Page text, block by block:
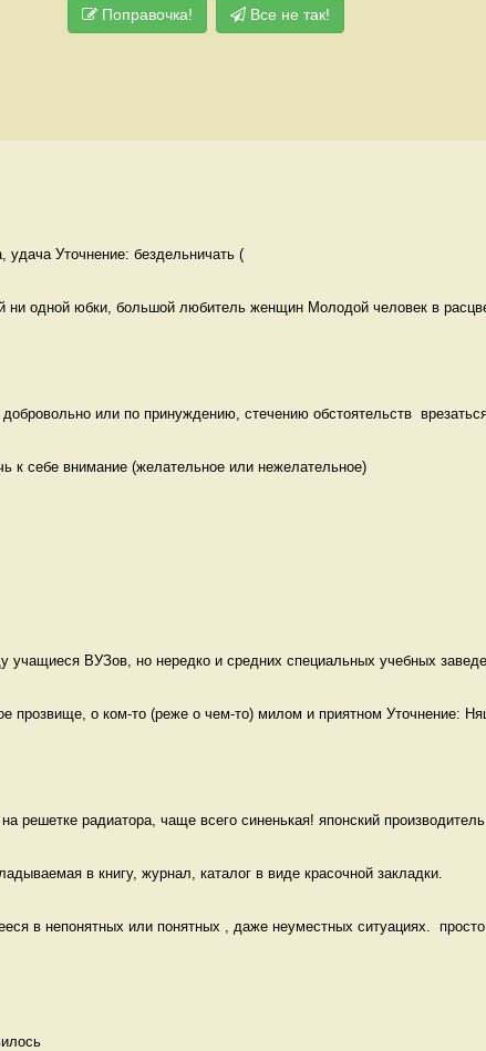
Поправочка! Все не так!
удача Уточнение: бездельничать (
ни одной юбки, большой любитель женщин Молодой человек в
или по принуждению, стечению обстоятельств
к себе внимание (желательное или нежелательное)
учащиеся ВУЗов, но нередко и средних специальных учебных
прозвище, о ком-то (реже о чем-то) милом и приятном Уточнение:
решетке радиатора, чаще всего синенькая! японский производитель
в книгу, журнал, каталог в виде красочной закладки.
в непонятных или понятных , даже неуместных ситуациях.  просто